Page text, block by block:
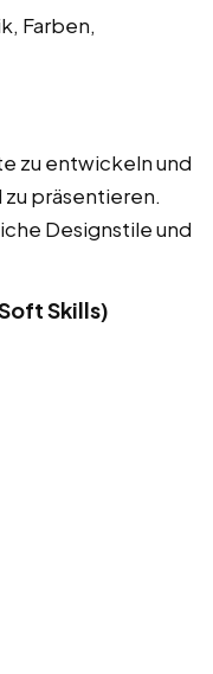
Farben,
zu entwickeln und
präsentieren.
Designstile und
Skills)